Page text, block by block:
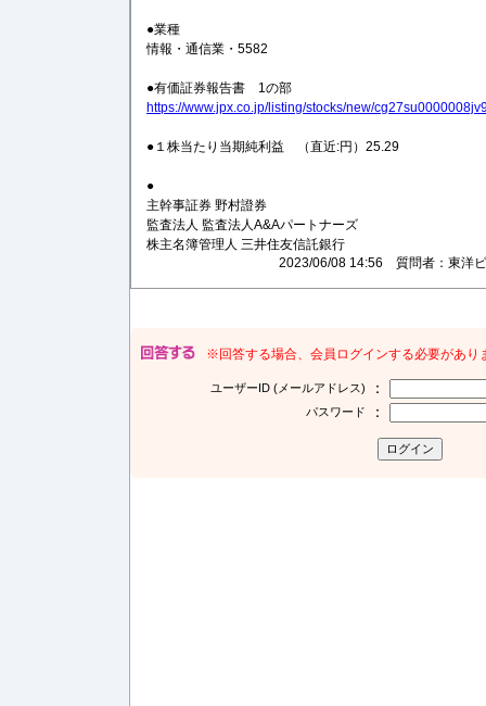
●業種
情報・通信業・5582
●有価証券報告書 1の部
https://www.jpx.co.jp/listing/stocks/new/
●１株当たり当期純利益 （直近:円）25.29
●
主幹事証券 野村證券
監査法人 監査法人A&Aパートナーズ
株主名簿管理人 三井住友信託銀行
2023/06/08 14:56 質問者：東洋
※回答する場合、会員ログインする必要があり
ユーザーID (メールアドレス) ：
パスワード ：